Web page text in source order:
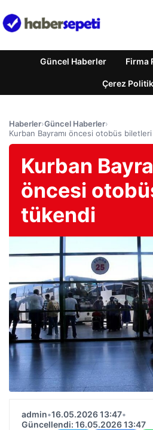
Güncel Haberler Firma
Çerez
Haberler›Güncel Haberler›
Kurban Bayramı öncesi otobüs
Kurban
öncesi
tükendi
admin•16.05.2026 13:47•
Güncellendi: 16.05.2026 13:47